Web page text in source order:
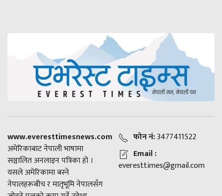
www.everesttimesnews.com
अमेरिकाबाट नेपाली भाषामा
सञ्चालित अनलाइन पत्रिका हो ।
यसले अमेरिकामा बस्ने
नेपालहरूबीच र मातृभूमि नेपालसँग
फोन नं:3477411522
Email :
everesttimes@gmail.com